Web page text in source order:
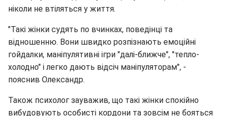
ніколи не втіляться у життя.
"Такі жінки судять по вчинках, поведінці та
відношенню. Вони швидко розпізнають емоційні
гойдалки, маніпулятивні ігри "далі-ближче", "тепло-
холодно" і легко дають відсіч маніпуляторам", -
пояснив Олександр.
Також психолог зауважив, що такі жінки спокійно
вибудовують особисті кордони та зовсім не бояться